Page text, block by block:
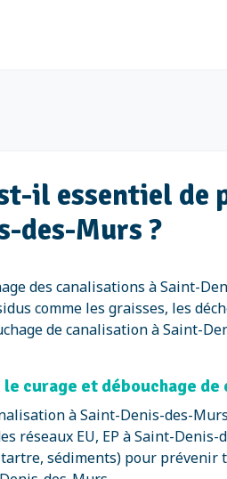
il essentiel de
des-Murs ?
des canalisations à Saint-
comme les graisses, les
de canalisation à Saint-
curage et débouchage
à Saint-Denis-des-
réseaux EU, EP à Saint-
sédiments) pour